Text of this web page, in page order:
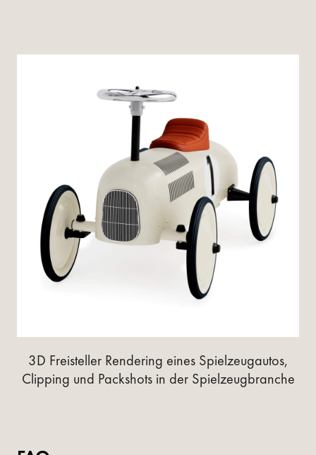
3D Freisteller Rendering eines Spielzeugautos,
Clipping und Packshots in der Spielzeugbranche